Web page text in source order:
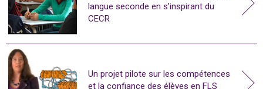
langue seconde en s’inspirant du
CECR
Un projet pilote sur les compétences
et la confiance des élèves en FLS